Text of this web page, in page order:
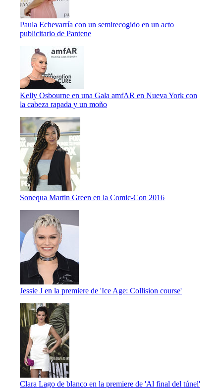
Paula Echevarría con un semirecogido en un acto
publicitario de Pantene
Kelly Osbourne en una Gala amfAR en Nueva York con
la cabeza rapada y un moño
Sonequa Martin Green en la Comic-Con 2016
Jessie J en la premiere de 'Ice Age: Collision course'
Clara Lago de blanco en la premiere de 'Al final del túnel'